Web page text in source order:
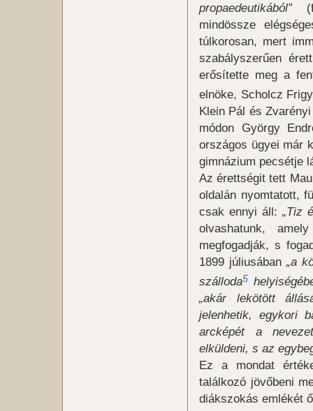
propaedeutikából”
mindössze
túlkorosan, mert
szabályszerűen
erősítette meg a
elnöke, Scholcz
Klein Pál és
módon György
országos ügyei már
gimnázium pecsétje
Az érettségit tett
oldalán nyomtatott,
csak ennyi áll:„Tiz
olvashatunk,
megfogadják, s
1899 júliusában„a
szálloda5
„akár lekötött
jelenhetik, egykori
arcképét a
elküldeni, s az
Ez a mondat
találkozó jövőbeni
diákszokás emlékét